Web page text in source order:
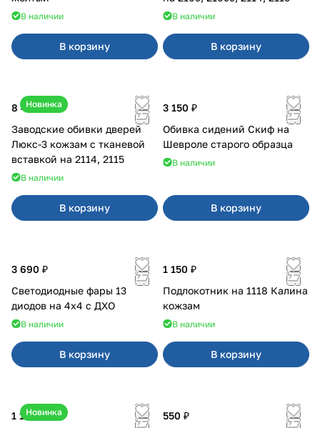
В наличии
В корзину
В наличии
В корзину
Новинка
8 450 ₽
Заводские обивки дверей
Люкс-3 кожзам с тканевой
вставкой на 2114, 2115
В наличии
В корзину
3 150 ₽
Обивка сидений Скиф на
Шевроле старого образца
В наличии
В корзину
3 690 ₽
Светодиодные фары 13
диодов на 4x4 с ДХО
В наличии
В корзину
1 150 ₽
Подлокотник на 1118 Калина
кожзам
В наличии
В корзину
Новинка
1 170 ₽
550 ₽